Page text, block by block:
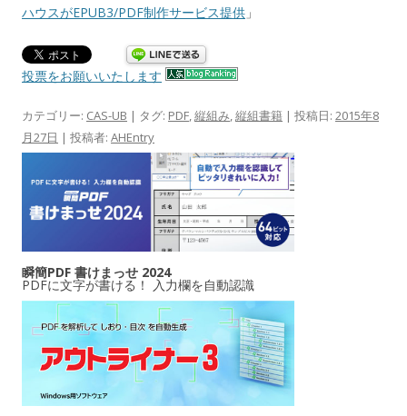
ハウスがEPUB3/PDF制作サービス提供 」
投票をお願いいたします
カテゴリー: CAS-UB | タグ: PDF,縦組み,縦組書籍 | 投稿日: 2015年8
月27日 | 投稿者: AHEntry
瞬簡PDF 書けまっせ 2024
PDFに文字が書ける！ 入力欄を自動認識